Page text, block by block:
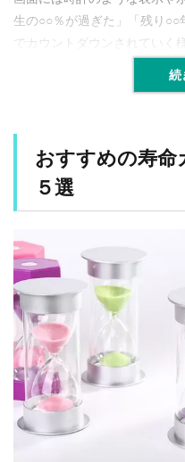
1.3
ど
て
い
注
意
す
イ
ン
ト
お
生の○○％が過ぎた」「残り○○
でカウントダウンされていく
続
おすすめの寿命
５選